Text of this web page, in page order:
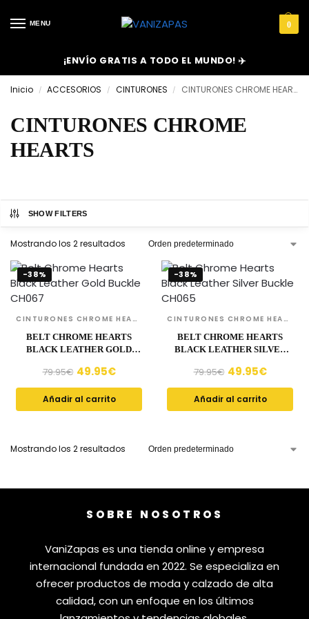
MENU 0
¡ENVÍO GRATIS A TODO EL MUNDO! ✈️
Inicio / ACCESORIOS / CINTURONES / CINTURONES CHROME HEARTS
CINTURONES CHROME
HEARTS
SHOW FILTERS
Mostrando los 2 resultados
-38%
CINTURONES CHROME HEARTS
BELT CHROME HEARTS
BLACK LEATHER GOLD
79.95€ 49.95€
Añadir al carrito
-38%
CINTURONES CHROME HEARTS
BELT CHROME HEARTS
BLACK LEATHER SILVER
79.95€ 49.95€
Añadir al carrito
Mostrando los 2 resultados
SOBRE NOSOTROS
VaniZapas es una tienda online y empresa
internacional fundada en 2022. Se especializa en
ofrecer productos de moda y calzado de alta
calidad, con un enfoque en los últimos